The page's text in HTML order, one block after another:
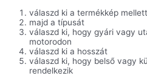
válaszd ki a termékkép
majd a típusát
válaszd ki, hogy gyári vagy
motorodon
válaszd ki a hosszát
válaszd ki, hogy belső vagy
rendelkezik